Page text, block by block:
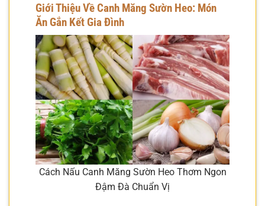
Giới Thiệu Về Canh Măng Sườn Heo: Món
Ăn Gắn Kết Gia Đình
Cách Nấu Canh Măng Sườn Heo Thơm Ngon
Đậm Đà Chuẩn Vị